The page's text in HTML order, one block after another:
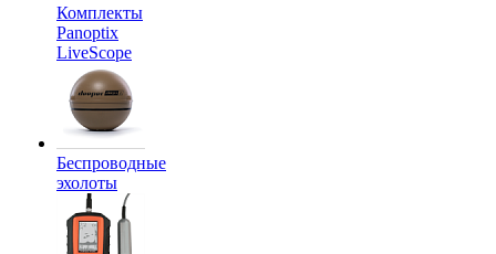
Комплекты
Panoptix
LiveScope
Беспроводные
эхолоты